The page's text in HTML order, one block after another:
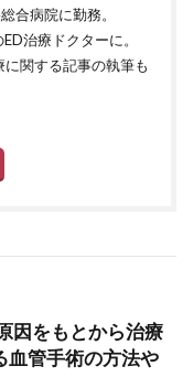
合病院に勤務。
治療ドクターに。
関する記事の執筆も
因をもとから治療
血管手術の方法や